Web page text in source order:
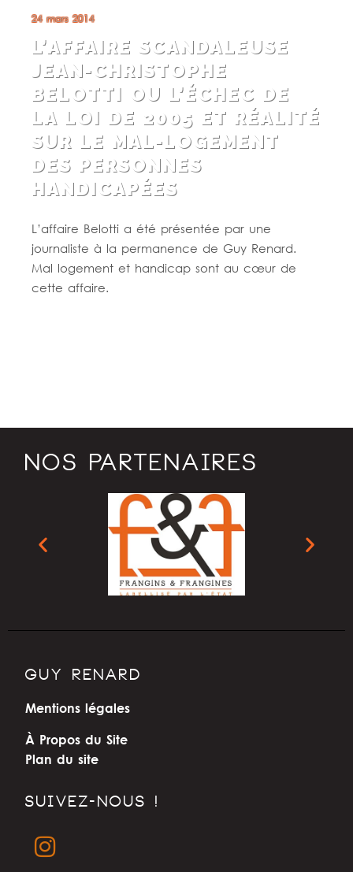
24 mars 2014
L’AFFAIRE SCANDALEUSE
JEAN-CHRISTOPHE
BELOTTI OU L’ÉCHEC DE
LA LOI DE 2005 ET RÉALITÉ
SUR LE MAL-LOGEMENT
DES PERSONNES
HANDICAPÉES
L’affaire Belotti a été présentée par une
journaliste à la permanence de Guy Renard.
Mal logement et handicap sont au cœur de
cette affaire.
NOS PARTENAIRES
GUY RENARD
Mentions légales
À Propos du Site
Plan du site
SUIVEZ-NOUS !